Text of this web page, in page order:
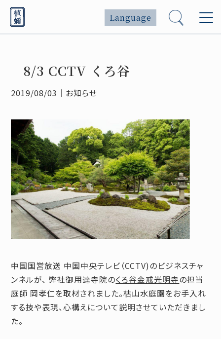
Language
8/3 CCTV くろ谷
2019/08/03 ｜ お知らせ
中国国営放送 中国中央テレビ（CCTV)のビジネスチャ
ンネルが、 弊社御用達寺院のくろ谷金戒光明寺の担当
庭師 岡孝仁を取材されました。枯山水庭園をお手入れ
する技や表現、心構えについて説明させていただきまし
た。